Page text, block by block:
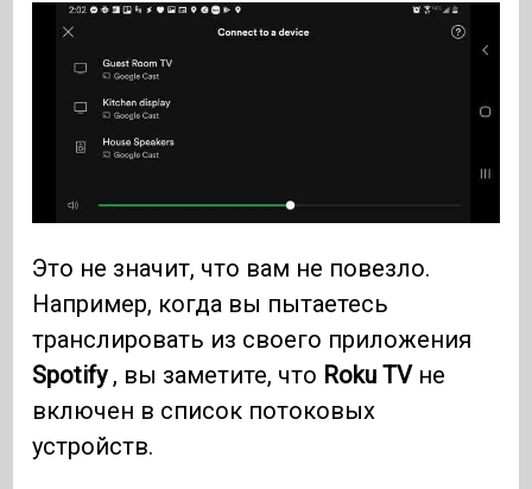
Это не значит, что вам не повезло.
Например, когда вы пытаетесь
транслировать из своего приложения
Spotify, вы заметите, что Roku TVне
включен в список потоковых
устройств.